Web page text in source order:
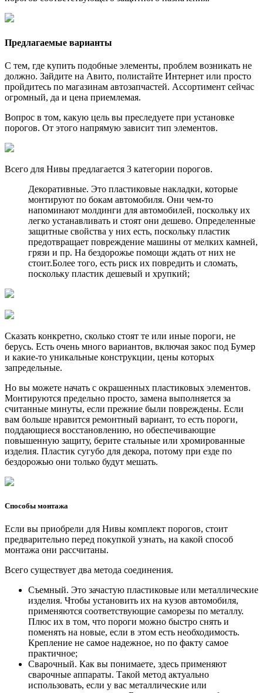
Предлагаемые варианты
С тем, где купить подобные элементы, проблем возникать не
должно. Зайдите на Авито, полистайте Интернет или просто
пройдитесь по магазинам автозапчастей. Ассортимент сейчас
огромный, да и цена приемлемая.
Вопрос в том, какую цель вы преследуете при установке
порогов. От этого напрямую зависит тип элементов.
Всего для Нивы предлагается 3 категории порогов.
Декоративные. Это пластиковые накладки, которые
монтируют по бокам автомобиля. Они чем-то
напоминают молдинги для автомобилей, поскольку их
легко устанавливать и стоят они дешево. Определенные
защитные свойства у них есть, поскольку пластик
предотвращает повреждение машины от мелких камней,
грязи и пр. На бездорожье помощи ждать от них не
стоит.Более того, есть риск их повредить и сломать,
поскольку пластик дешевый и хрупкий;
Сказать конкретно, сколько стоят те или иные пороги, не
берусь. Есть очень много вариантов, включая закос под Бумер
и какие-то уникальные конструкции, цены которых
запредельные.
Но вы можете начать с окрашенных пластиковых элементов.
Монтируются предельно просто, замена выполняется за
считанные минуты, если прежние были повреждены. Если
вам больше нравится ремонтный вариант, то есть пороги,
поддающиеся восстановлению, но обеспечивающие
повышенную защиту, берите стальные или хромированные
изделия. Пластик сугубо для декора, потому при езде по
бездорожью они только будут мешать.
Способы монтажа
Если вы приобрели для Нивы комплект порогов, стоит
предварительно перед покупкой узнать, на какой способ
монтажа они рассчитаны.
Всего существует два метода соединения.
Съемный. Это зачастую пластиковые или металлические
изделия. Чтобы установить их на кузов автомобиля,
применяются соответствующие саморезы по металлу.
Плюс их в том, что пороги можно быстро снять и
поменять на новые, если в этом есть необходимость.
Крепление не самое надежное, но по факту самое
практичное;
Сварочный. Как вы понимаете, здесь применяют
сварочные аппараты. Такой метод актуально
использовать, если у вас металлические или